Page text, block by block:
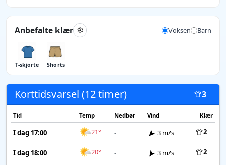
Anbefalte klær Voksen Barn
T-skjorte Shorts
Korttidsvarsel (12 timer) 3
Tid Temp Nedbør Vind Klær
I dag 17:00 21° - 3 m/s 2
I dag 18:00 20° - 3 m/s 2